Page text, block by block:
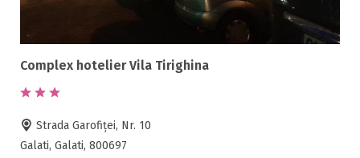
Complex hotelier Vila Tirighina
Strada Garofiţei, Nr. 10
Galati, Galati, 800697